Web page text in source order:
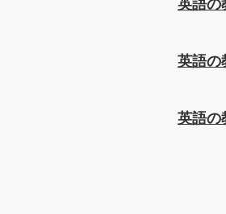
英語
英語